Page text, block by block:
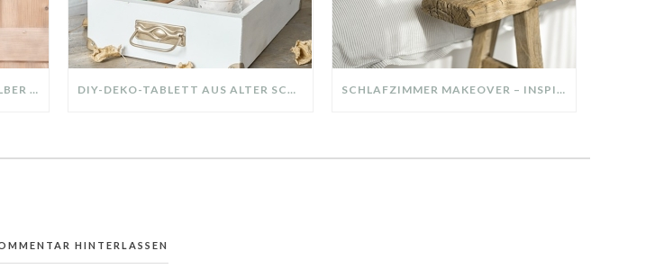
KRANZ AUS WILDEN KARDE SELBER MACHEN: HERBSTDEKO GANZ EINFACH DIY-DEKO-TABLETT AUS ALTER SCHUBLADE – NACHHALTIGE HERBSTDEKO SELBER MACHEN! SCHLAFZIMMER MAKEOVER – INSPIRATION FÜR DEIN SCHLAFZIMMER: AUS ALT MACH NEU – HELL, GEMÜTLICH UND EINLADEND
HINTERLASSEN